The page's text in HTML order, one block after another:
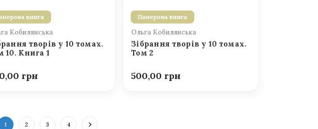
книга
Кобилянська
творів у 10 томах.
10. Книга 1
Паперова книга
Ольга Кобилянська
Зібрання творів у 10 томах.
Том 2
500,00
1 2 3 4